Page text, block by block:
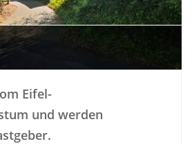
Eifel-
und werden